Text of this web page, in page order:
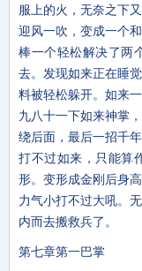
服上的火，无奈之下
迎风一吹，变成一个
棒一个轻松解决了两
去。发现如来正在睡
料被轻松躲开。如来
九八十一下如来神掌
绕后面，最后一招千
打不过如来，只能算
形。变形成金刚后身
力气小打不过大吼。
内而去搬救兵了。
第七章第一巴掌